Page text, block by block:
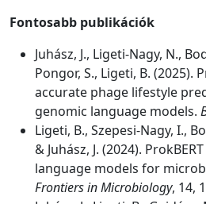
Fontosabb publikációk
Juhász, J., Ligeti-Nagy, N.,
Pongor, S., Ligeti, B. (2025).
accurate phage lifestyle
genomic language models.
Ligeti, B., Szepesi-Nagy, I.,
& Juhász, J. (2024).
language models for
Frontiers in Microbiology, 14,